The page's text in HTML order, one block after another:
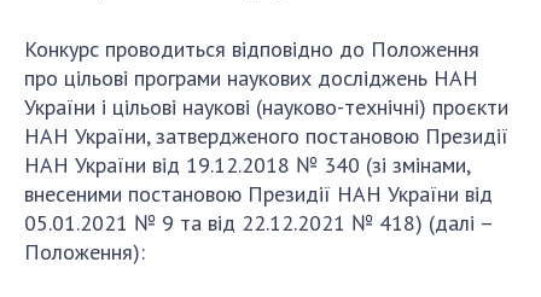
Засідання Президії НАН України
Сесії Загальних зборів НАН України
Річні звіти НАН України
Річні фінансові звіти НАН України
Наукові публікації та видавнича діяльність
Охорона прав інтелектуальної власності та
Конкурс проводиться відповідно до Положення
про цільові програми наукових досліджень НАН
України і цільові наукові (науково-технічні) проєкти
НАН України, затвердженого постановою Президії
НАН України від 19.12.2018 № 340 (зі змінами,
внесеними постановою Президії НАН України від
05.01.2021 № 9 та від 22.12.2021 № 418) (далі –
Положення):